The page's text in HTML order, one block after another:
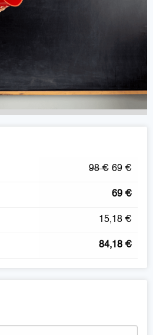
98 € 69 €
69 €
15,18 €
84,18 €